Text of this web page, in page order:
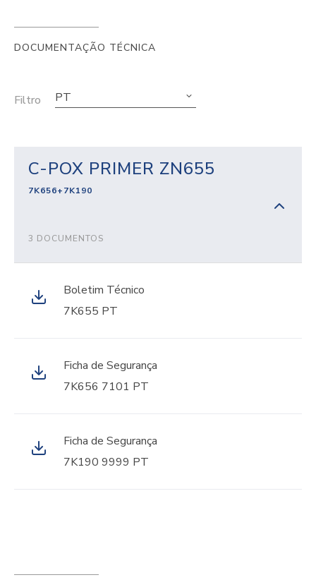
DOCUMENTAÇÃO TÉCNICA
Filtro PT
C-POX PRIMER ZN655
7K656+7K190
3 DOCUMENTOS
Boletim Técnico
7K655 PT
Ficha de Segurança
7K656 7101 PT
Ficha de Segurança
7K190 9999 PT